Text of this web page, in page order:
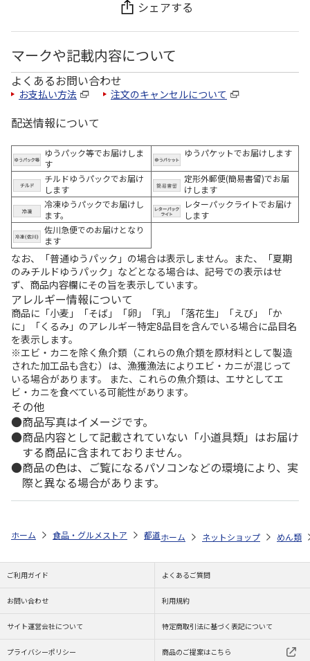
シェアする
マークや記載内容について
よくあるお問い合わせ
お支払い方法 注文のキャンセルについて
配送情報について
ゆうパック等でお届けしま
す
ゆうパケットでお届けします
チルドゆうパックでお届け
します
定形外郵便(簡易書留)でお届
けします
冷凍ゆうパックでお届けし
ます。
レターパックライトでお届け
します
佐川急便でのお届けとなり
ます
なお、「普通ゆうパック」の場合は表示しません。また、「夏期
のみチルドゆうパック」などとなる場合は、記号での表示はせ
ず、商品内容欄にその旨を表示しています。
アレルギー情報について
商品に「小麦」「そば」「卵」「乳」「落花生」「えび」「か
に」「くるみ」のアレルギー特定8品目を含んでいる場合に品目名
を表示します。
※エビ・カニを除く魚介類（これらの魚介類を原材料として製造
された加工品も含む）は、漁獲漁法によりエビ・カニが混じって
いる場合があります。 また、これらの魚介類は、エサとしてエ
ビ・カニを食べている可能性があります。
その他
商品写真はイメージです。
商品内容として記載されていない「小道具類」はお届け
する商品に含まれておりません。
商品の色は、ご覧になるパソコンなどの環境により、実
際と異なる場合があります。
ホーム 食品・グルメストア 都道府県から探す 香川県 「島の光
ホーム ネットショップ めん類
ご利用ガイド よくあるご質問
お問い合わせ 利用規約
サイト運営会社について 特定商取引法に基づく表記について
プライバシーポリシー 商品のご提案はこちら